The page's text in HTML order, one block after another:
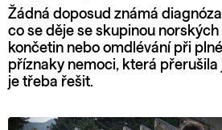
Žádná doposud známá
co se děje se skupinou
končetin nebo omdlévání při
příznaky nemoci, která přerušila
je třeba řešit.